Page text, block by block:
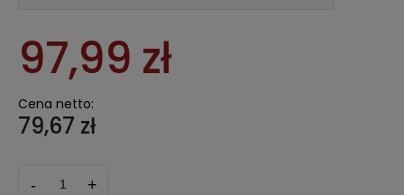
97,99 zł
Cena netto:
79,67 zł
- +